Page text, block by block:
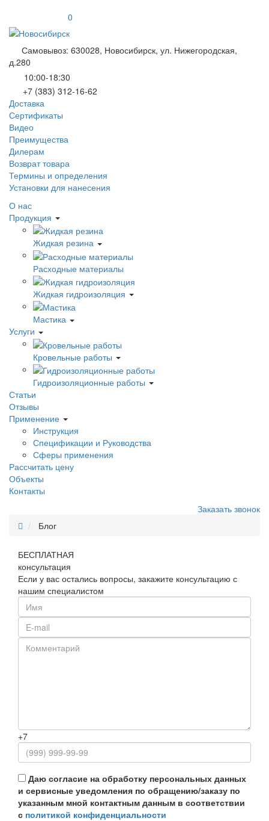
0
Самовывоз: 630028, Новосибирск, ул. Нижегородская,
д.280
10:00-18:30
+7 (383) 312-16-62
Доставка
Сертификаты
Видео
Преимущества
Дилерам
Возврат товара
Термины и определения
Установки для нанесения
О нас
Продукция
Жидкая резина
Расходные материалы
Жидкая гидроизоляция
Мастика
Услуги
Кровельные работы
Гидроизоляционные работы
Статьи
Отзывы
Применение
Инструкция
Спецификации и Руководства
Сферы применения
Рассчитать цену
Объекты
Контакты
Заказать звонок
Блог
БЕСПЛАТНАЯ
консультация
Если у вас остались вопросы, закажите консультацию с
нашим специалистом
+7
Даю согласие на обработку персональных данных
и сервисные уведомления по обращению/заказу по
указанным мной контактным данным в соответствии
с политикой конфиденциальности